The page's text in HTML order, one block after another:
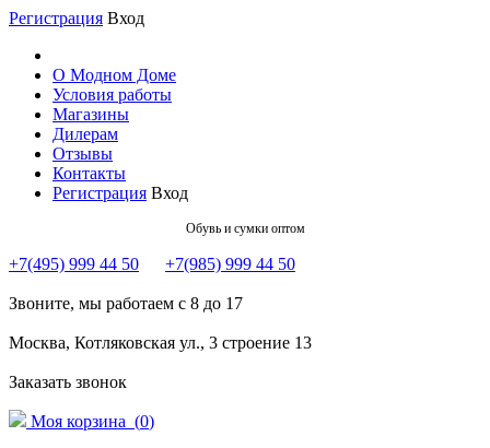
Регистрация Вход
О Модном Доме
Условия работы
Магазины
Дилерам
Отзывы
Контакты
Регистрация Вход
Обувь и сумки оптом
+7(495) 999 44 50 +7(985) 999 44 50
Звоните, мы работаем с 8 до 17
Москва, Котляковская ул., 3 строение 13
Заказать звонок
Моя корзина (0)